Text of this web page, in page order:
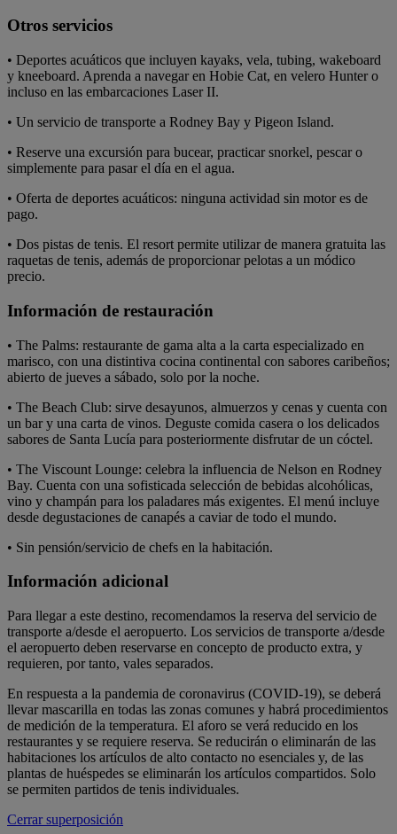
Otros servicios
• Deportes acuáticos que incluyen kayaks, vela, tubing, wakeboard
y kneeboard. Aprenda a navegar en Hobie Cat, en velero Hunter o
incluso en las embarcaciones Laser II.
• Un servicio de transporte a Rodney Bay y Pigeon Island.
• Reserve una excursión para bucear, practicar snorkel, pescar o
simplemente para pasar el día en el agua.
• Oferta de deportes acuáticos: ninguna actividad sin motor es de
pago.
• Dos pistas de tenis. El resort permite utilizar de manera gratuita las
raquetas de tenis, además de proporcionar pelotas a un módico
precio.
Información de restauración
• The Palms: restaurante de gama alta a la carta especializado en
marisco, con una distintiva cocina continental con sabores caribeños;
abierto de jueves a sábado, solo por la noche.
• The Beach Club: sirve desayunos, almuerzos y cenas y cuenta con
un bar y una carta de vinos. Deguste comida casera o los delicados
sabores de Santa Lucía para posteriormente disfrutar de un cóctel.
• The Viscount Lounge: celebra la influencia de Nelson en Rodney
Bay. Cuenta con una sofisticada selección de bebidas alcohólicas,
vino y champán para los paladares más exigentes. El menú incluye
desde degustaciones de canapés a caviar de todo el mundo.
• Sin pensión/servicio de chefs en la habitación.
Información adicional
Para llegar a este destino, recomendamos la reserva del servicio de
transporte a/desde el aeropuerto. Los servicios de transporte a/desde
el aeropuerto deben reservarse en concepto de producto extra, y
requieren, por tanto, vales separados.
En respuesta a la pandemia de coronavirus (COVID-19), se deberá
llevar mascarilla en todas las zonas comunes y habrá procedimientos
de medición de la temperatura. El aforo se verá reducido en los
restaurantes y se requiere reserva. Se reducirán o eliminarán de las
habitaciones los artículos de alto contacto no esenciales y, de las
plantas de huéspedes se eliminarán los artículos compartidos. Solo
se permiten partidos de tenis individuales.
Cerrar superposición